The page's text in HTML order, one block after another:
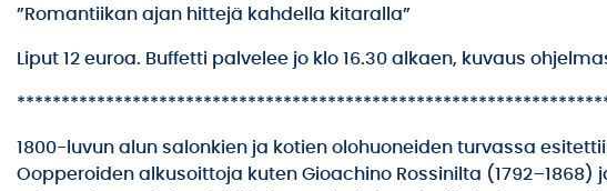
”Romantiikan ajan hittejä kahdella kitaralla”
Liput 12 euroa. Buffetti palvelee jo klo 16.30 alkaen, kuvaus
1800-luvun alun salonkien ja kotien olohuoneiden turvassa
Oopperoiden alkusoittoja kuten Gioachino Rossinilta (1792–1868)